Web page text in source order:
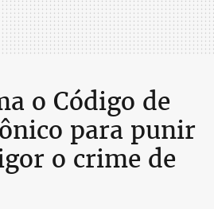
o Código de
para punir
o crime de